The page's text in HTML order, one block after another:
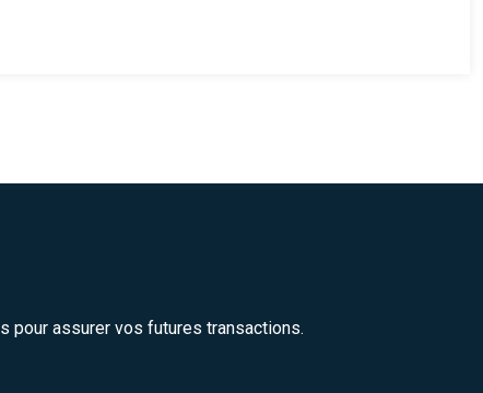
pour assurer vos futures transactions.